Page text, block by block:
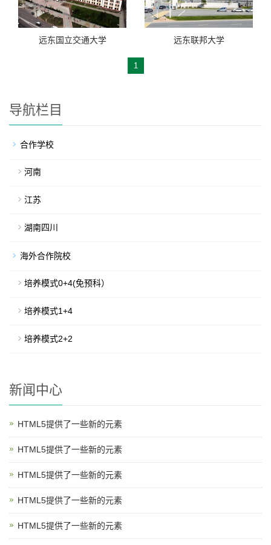
远东国立交通大学 远东联邦大学
1
导航栏目
合作学校
河南
江苏
湖南四川
海外合作院校
培养模式0+4(免预科）
培养模式1+4
培养模式2+2
新闻中心
HTML5提供了一些新的元素
HTML5提供了一些新的元素
HTML5提供了一些新的元素
HTML5提供了一些新的元素
HTML5提供了一些新的元素